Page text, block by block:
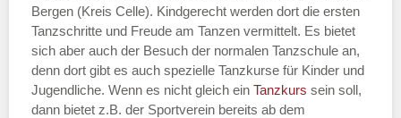
Name der Tanzschule
Bergen (Kreis Celle). Kindgerecht werden dort die ersten
Tanzschritte und Freude am Tanzen vermittelt. Es bietet
sich aber auch der Besuch der normalen Tanzschule an,
denn dort gibt es auch spezielle Tanzkurse für Kinder und
Jugendliche. Wenn es nicht gleich ein Tanzkurs sein soll,
dann bietet z.B. der Sportverein bereits ab dem